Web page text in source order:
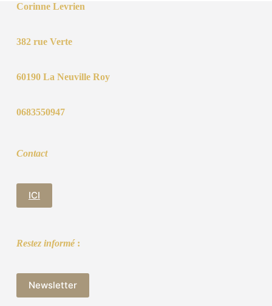
Corinne Levrien
382 rue Verte
60190 La Neuville Roy
0683550947
Contact
ICI
Restez informé:
Newsletter